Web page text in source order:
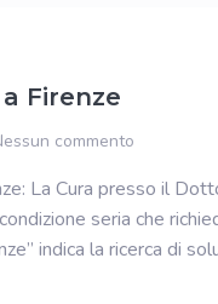
Firenze
commento
La Cura presso il
seria che
indica la ricerca di